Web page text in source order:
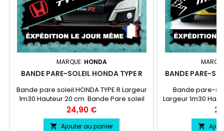
MARQUE: HONDA
BANDE PARE-SOLEIL HONDA TYPE R
Bande pare soleil HONDA TYPE R Largeur
1m30 Hauteur 20 cm Bande Pare soleil
couleur au choix Logo HONDA TYPE R
couleur au choix
Prix
24,90 €
 Ajouter au panier
BANDE PARE-
Bande pare-
Largeur 1m30
soleil couleur
SPORT
